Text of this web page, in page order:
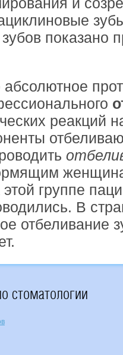
и
показано
реакций
группе
В
отбеливание
.
стоматологии